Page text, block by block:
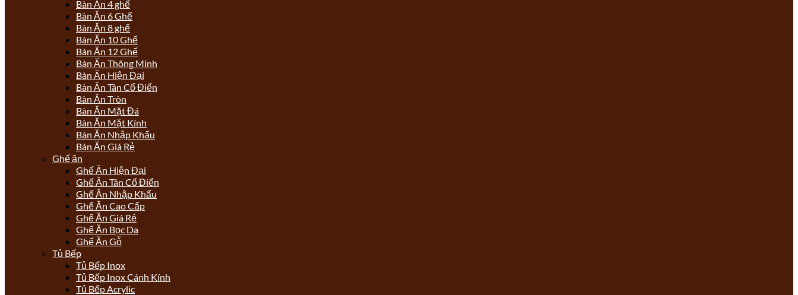
Bàn Ăn 4 ghế
Bàn Ăn 6 Ghế
Bàn Ăn 8 ghế
Bàn Ăn 10 Ghế
Bàn Ăn 12 Ghế
Bàn Ăn Thông Minh
Bàn Ăn Hiện Đại
Bàn Ăn Tân Cổ Điển
Bàn Ăn Tròn
Bàn Ăn Mặt Đá
Bàn Ăn Mặt Kính
Bàn Ăn Nhập Khẩu
Bàn Ăn Giá Rẻ
Ghế ăn
Ghế Ăn Hiện Đại
Ghế Ăn Tân Cổ Điển
Ghế Ăn Nhập Khẩu
Ghế Ăn Cao Cấp
Ghế Ăn Giá Rẻ
Ghế Ăn Bọc Da
Ghế Ăn Gỗ
Tủ Bếp
Tủ Bếp Inox
Tủ Bếp Inox Cánh Kính
Tủ Bếp Acrylic